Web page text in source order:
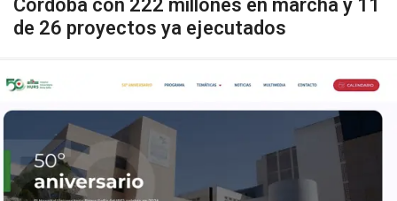
de 26 proyectos ya ejecutados